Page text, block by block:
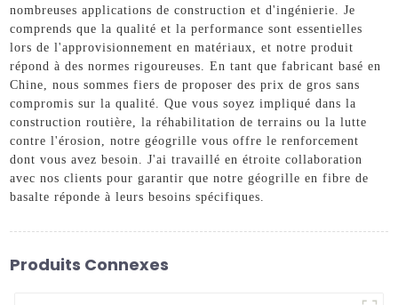
nombreuses applications de construction et d'ingénierie. Je
comprends que la qualité et la performance sont essentielles
lors de l'approvisionnement en matériaux, et notre produit
répond à des normes rigoureuses. En tant que fabricant basé en
Chine, nous sommes fiers de proposer des prix de gros sans
compromis sur la qualité. Que vous soyez impliqué dans la
construction routière, la réhabilitation de terrains ou la lutte
contre l'érosion, notre géogrille vous offre le renforcement
dont vous avez besoin. J'ai travaillé en étroite collaboration
avec nos clients pour garantir que notre géogrille en fibre de
basalte réponde à leurs besoins spécifiques.
Produits Connexes